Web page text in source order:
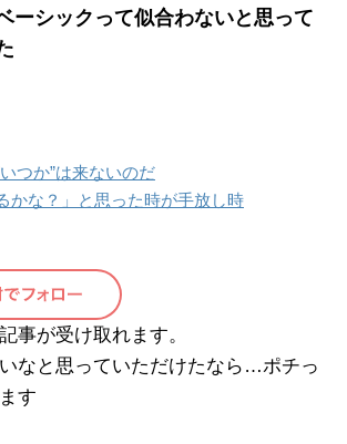
ーシックって似合わないと思って
つか”は来ないのだ
かな？」と思った時が手放し時
事が受け取れます。
なと思っていただけたなら…ポチっ
す